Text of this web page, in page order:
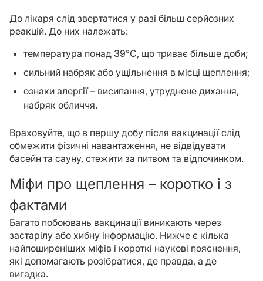
До лікаря слід звертатися у разі більш серйозних
реакцій. До них належать:
температура понад 39°C, що триває більше доби;
сильний набряк або ущільнення в місці щеплення;
ознаки алергії – висипання, утруднене дихання,
набряк обличчя.
Враховуйте, що в першу добу після вакцинації слід
обмежити фізичні навантаження, не відвідувати
басейн та сауну, стежити за питвом та відпочинком.
Міфи про щеплення – коротко і з
фактами
Багато побоювань вакцинації виникають через
застарілу або хибну інформацію. Нижче є кілька
найпоширеніших міфів і короткі наукові пояснення,
які допомагають розібратися, де правда, а де
вигадка.